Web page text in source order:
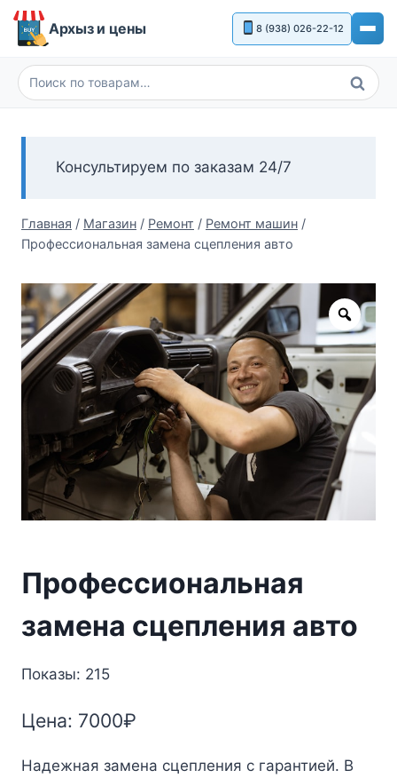
Перейти
Архыз и цены 8 (938) 026-22-12
Искать:
Поиск
Консультируем по заказам 24/7
Главная / Магазин / Ремонт / Ремонт машин /
Профессиональная замена сцепления авто
Zoom
Профессиональная
замена сцепления авто
Показы: 215
Цена: 7000₽
Надежная замена сцепления с гарантией. В